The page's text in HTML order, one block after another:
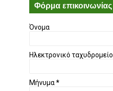
Φόρμα επικοινωνίας
Όνομα
Ηλεκτρονικό ταχυδρομείο
Μήνυμα*